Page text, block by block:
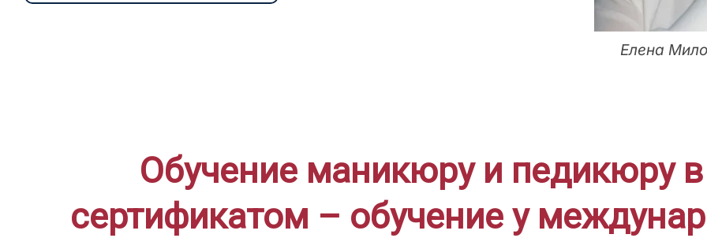
Елена
Обучение маникюру и педикюру
сертификатом – обучение у